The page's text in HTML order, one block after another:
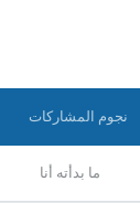
ما بدأته أنا
نجوم المشاركات